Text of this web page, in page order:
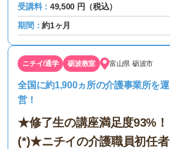
受講料：49,500 円（税込）
期間：約1ヶ月
ニチイ/通学 砺波教室 富山県 砺波市
全国に約1,900ヵ所の介護事業所を運
営！
★修了生の講座満足度93%！
(*)★ニチイの介護職員初任者